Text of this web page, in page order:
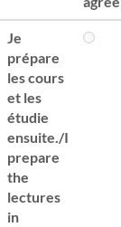
Je
prépare
les cours
et les
étudie
ensuite./I
prepare
the
lectures
in